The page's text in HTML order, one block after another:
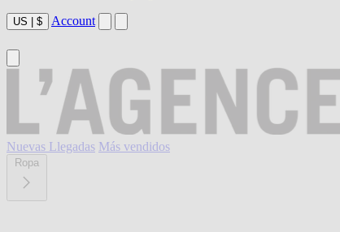
US $ Account
Nuevas Llegadas Más vendidos
Ropa